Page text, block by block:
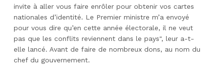
invite à aller vous faire enrôler pour obtenir vos cartes
nationales d’identité. Le Premier ministre m’a envoyé
pour vous dire qu’en cette année électorale, il ne veut
pas que les conflits reviennent dans le pays", leur a-t-
elle lancé. Avant de faire de nombreux dons, au nom du
chef du gouvernement.